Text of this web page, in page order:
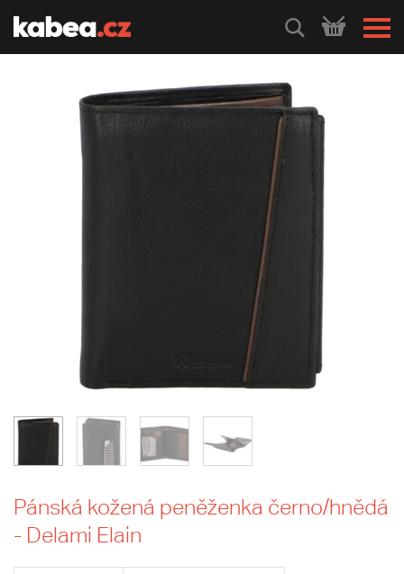
HLEDEJ
Pánská kožená peněženka černo/hnědá
- Delami Elain